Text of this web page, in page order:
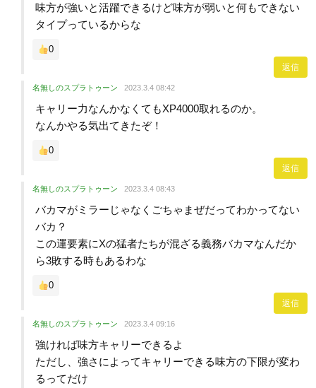
味方が強いと活躍できるけど味方が弱いと何もできない
タイプっているからな
0
返信
名無しのスプラトゥーン 2023.3.4 08:42
キャリー力なんかなくてもXP4000取れるのか。
なんかやる気出てきたぞ！
0
返信
名無しのスプラトゥーン 2023.3.4 08:43
バカマがミラーじゃなくごちゃまぜだってわかってない
バカ？
この運要素にXの猛者たちが混ざる義務バカマなんだか
ら3敗する時もあるわな
0
返信
名無しのスプラトゥーン 2023.3.4 09:16
強ければ味方キャリーできるよ
ただし、強さによってキャリーできる味方の下限が変わ
るってだけ